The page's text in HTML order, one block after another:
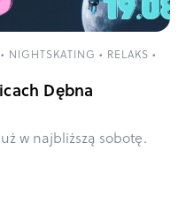
• NIGHTSKATING • RELAKS •
Dębna
w najbliższą sobotę.